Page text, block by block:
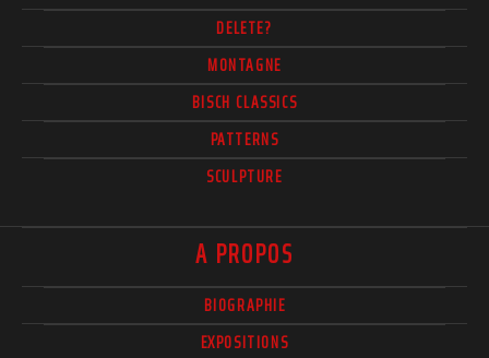
DELETE?
MONTAGNE
BISCH CLASSICS
PATTERNS
SCULPTURE
A PROPOS
BIOGRAPHIE
EXPOSITIONS